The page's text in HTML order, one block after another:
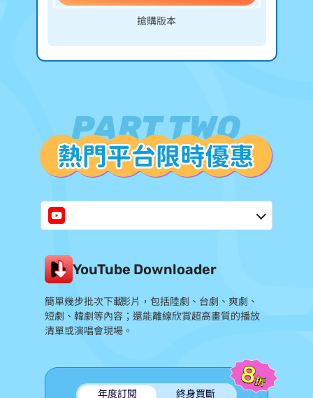
>> 搶購 Mac 版本
YouTube Downloader
簡單幾步批次下載 YouTube 影片，包括陸劇、台劇、爽劇、
短劇、韓劇等內容；還能離線欣賞 8K 超高畫質的 MV 播放
清單或演唱會現場。
年度訂閱 終身買斷